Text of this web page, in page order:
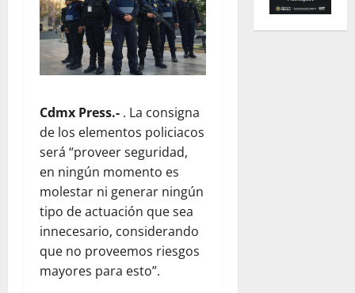
Cdmx Press.- . La consigna
de los elementos policiacos
será “proveer seguridad,
en ningún momento es
molestar ni generar ningún
tipo de actuación que sea
innecesario, considerando
que no proveemos riesgos
mayores para esto”.